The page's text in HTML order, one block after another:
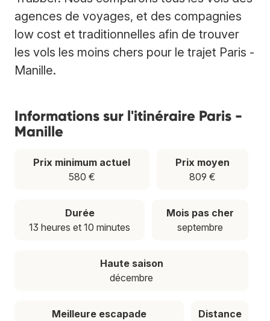
agences de voyages, et des compagnies
low cost et traditionnelles afin de trouver
les vols les moins chers pour le trajet Paris -
Manille.
Informations sur l'itinéraire Paris -
Manille
Prix minimum actuel
580 €
Prix moyen
809 €
Durée
13 heures et 10 minutes
Mois pas cher
septembre
Haute saison
décembre
Meilleure escapade
Distance